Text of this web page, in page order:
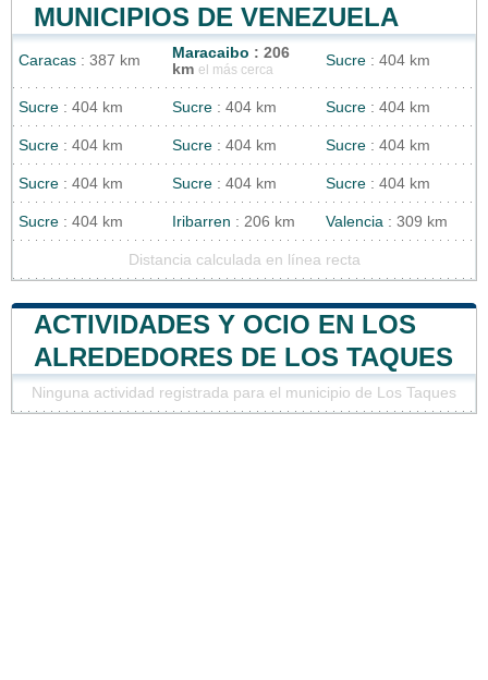
MUNICIPIOS DE VENEZUELA
Caracas : 387 km Maracaibo : 206
km el más cerca
Sucre : 404 km
Sucre : 404 km Sucre : 404 km Sucre : 404 km
Sucre : 404 km Sucre : 404 km Sucre : 404 km
Sucre : 404 km Sucre : 404 km Sucre : 404 km
Sucre : 404 km Iribarren : 206 km Valencia : 309 km
Distancia calculada en línea recta
ACTIVIDADES Y OCIO EN LOS
ALREDEDORES DE LOS TAQUES
Ninguna actividad registrada para el municipio de Los Taques